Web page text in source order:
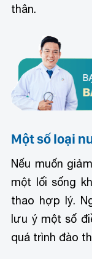
thân.
Một số loại
Nếu muốn
một lối sống
thao hợp lý.
lưu ý một số
quá trình đào